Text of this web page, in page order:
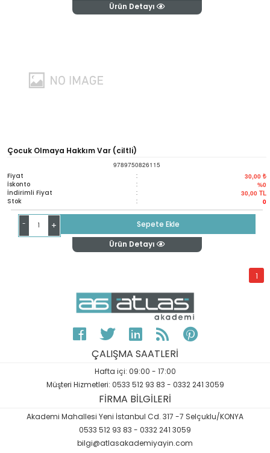
Ürün Detayı
Çocuk Olmaya Hakkım Var (ciltli)
9789750826115
Fiyat : 30,00 ₺
İskonto : %0
İndirimli Fiyat : 30,00 TL
Stok : 0
- +
Sepete Ekle
Ürün Detayı
1
ÇALIŞMA SAATLERİ
Hafta içi: 09:00 - 17:00
Müşteri Hizmetleri: 0533 512 93 83 - 0332 241 3059
FİRMA BİLGİLERİ
Akademi Mahallesi Yeni İstanbul Cd. 317 -7 Selçuklu/KONYA
0533 512 93 83 - 0332 241 3059
bilgi@atlasakademiyayin.com